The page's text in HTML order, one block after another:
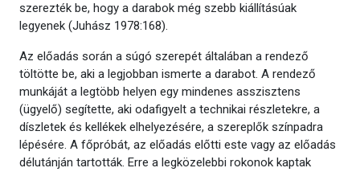
szerezték be, hogy a darabok még szebb kiállításúak
legyenek (Juhász 1978:168).
Az előadás során a súgó szerepét általában a rendező
töltötte be, aki a legjobban ismerte a darabot. A rendező
munkáját a legtöbb helyen egy mindenes asszisztens
(ügyelő) segítette, aki odafigyelt a technikai részletekre, a
díszletek és kellékek elhelyezésére, a szereplők színpadra
lépésére. A főpróbát, az előadás előtti este vagy az előadás
délutánján tartották. Erre a legközelebbi rokonok kaptak